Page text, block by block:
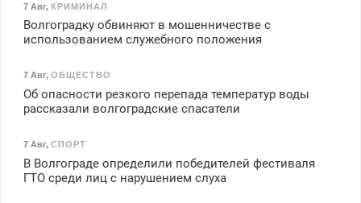
7 Авг, КРИМИНАЛ
Волгоградку обвиняют в мошенничестве с
использованием служебного положения
7 Авг, ОБЩЕСТВО
Об опасности резкого перепада температур воды
рассказали волгоградские спасатели
7 Авг, СПОРТ
В Волгограде определили победителей фестиваля
ГТО среди лиц с нарушением слуха